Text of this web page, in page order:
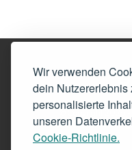
Wir verwenden
dein Nutzererlebnis
personalisierte
unseren
Cookie-Richtlinie.
Diese Website ist